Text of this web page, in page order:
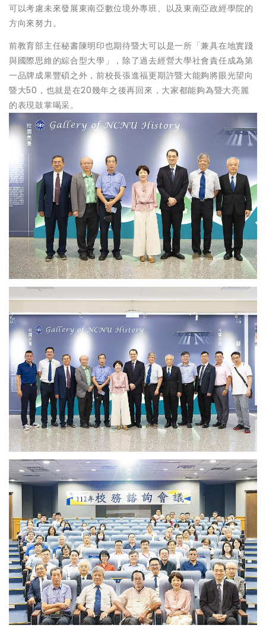
可以考慮未來發展東南亞數位境外專班、以及東南亞政經學院的
方向來努力。
前教育部主任秘書陳明印也期待暨大可以是一所「兼具在地實踐
與國際思維的綜合型大學」，除了過去經營大學社會責任成為第
一品牌成果豐碩之外，前校長張進福更期許暨大能夠將眼光望向
暨大50，也就是在20幾年之後再回來，大家都能夠為暨大亮麗
的表現鼓掌喝采。